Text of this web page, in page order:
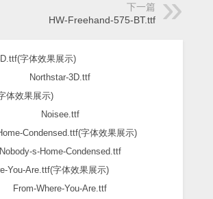
下一篇
HW-Freehand-575-BT.ttf
Northstar-3D.ttf
Noisee.ttf
Nobody-s-Home-Condensed.ttf
From-Where-You-Are.ttf